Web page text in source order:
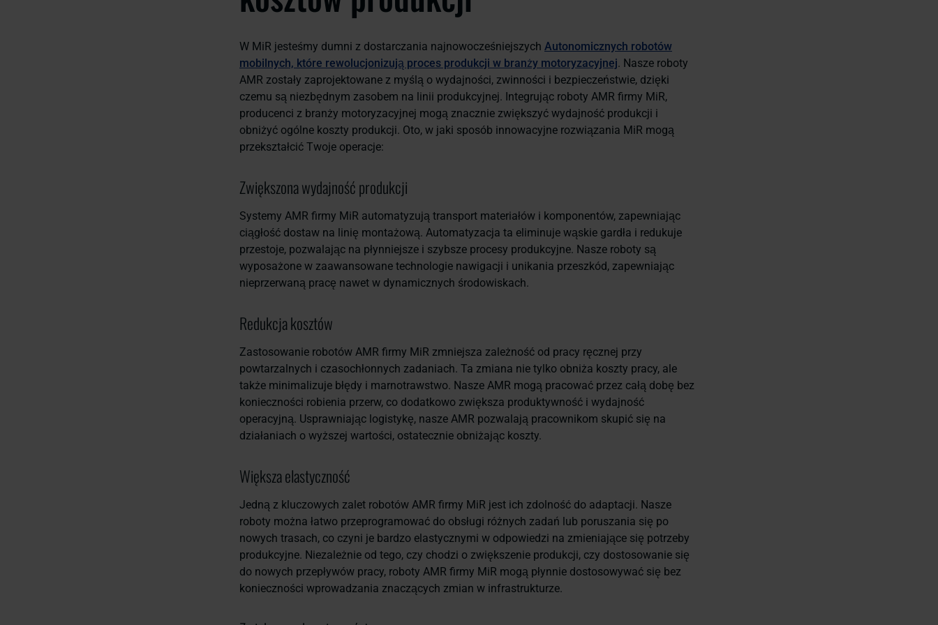
W MiR jesteśmy dumni z dostarczania najnowocześniejszych Autonomicznych robotów
mobilnych, które rewolucjonizują proces produkcji w branży motoryzacyjnej. Nasze roboty
AMR zostały zaprojektowane z myślą o wydajności, zwinności i bezpieczeństwie, dzięki
czemu są niezbędnym zasobem na linii produkcyjnej. Integrując roboty AMR firmy MiR,
producenci z branży motoryzacyjnej mogą znacznie zwiększyć wydajność produkcji i
obniżyć ogólne koszty produkcji. Oto, w jaki sposób innowacyjne rozwiązania MiR mogą
przekształcić Twoje operacje:
Zwiększona wydajność produkcji
Systemy AMR firmy MiR automatyzują transport materiałów i komponentów, zapewniając
ciągłość dostaw na linię montażową. Automatyzacja ta eliminuje wąskie gardła i redukuje
przestoje, pozwalając na płynniejsze i szybsze procesy produkcyjne. Nasze roboty są
wyposażone w zaawansowane technologie nawigacji i unikania przeszkód, zapewniając
nieprzerwaną pracę nawet w dynamicznych środowiskach.
Redukcja kosztów
Zastosowanie robotów AMR firmy MiR zmniejsza zależność od pracy ręcznej przy
powtarzalnych i czasochłonnych zadaniach. Ta zmiana nie tylko obniża koszty pracy, ale
także minimalizuje błędy i marnotrawstwo. Nasze AMR mogą pracować przez całą dobę bez
konieczności robienia przerw, co dodatkowo zwiększa produktywność i wydajność
operacyjną. Usprawniając logistykę, nasze AMR pozwalają pracownikom skupić się na
działaniach o wyższej wartości, ostatecznie obniżając koszty.
Większa elastyczność
Jedną z kluczowych zalet robotów AMR firmy MiR jest ich zdolność do adaptacji. Nasze
roboty można łatwo przeprogramować do obsługi różnych zadań lub poruszania się po
nowych trasach, co czyni je bardzo elastycznymi w odpowiedzi na zmieniające się potrzeby
produkcyjne. Niezależnie od tego, czy chodzi o zwiększenie produkcji, czy dostosowanie się
do nowych przepływów pracy, roboty AMR firmy MiR mogą płynnie dostosowywać się bez
konieczności wprowadzania znaczących zmian w infrastrukturze.